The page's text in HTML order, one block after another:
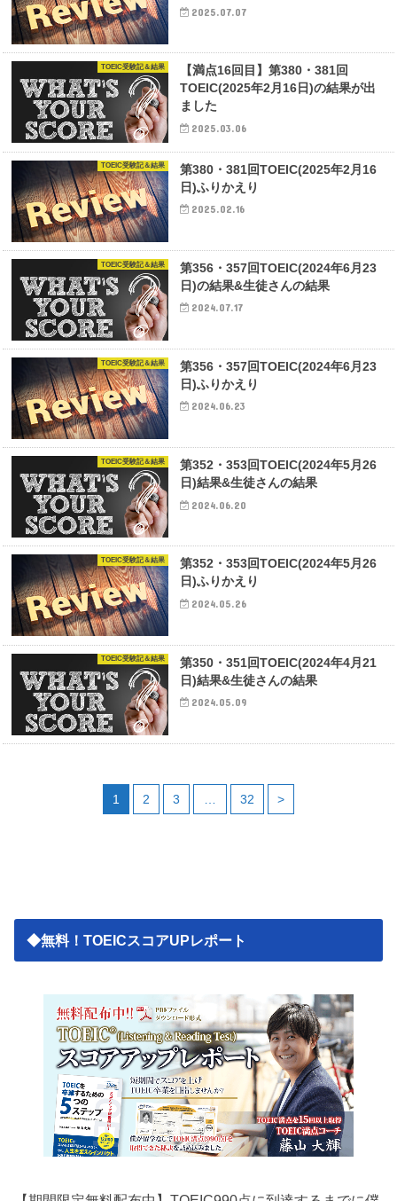
2025.07.07
TOEIC受験記＆結果
【満点16回目】第380・381回
TOEIC(2025年2月16日)の結果が出
ました
2025.03.06
TOEIC受験記＆結果
第380・381回TOEIC(2025年2月16
日)ふりかえり
2025.02.16
TOEIC受験記＆結果
第356・357回TOEIC(2024年6月23
日)の結果&生徒さんの結果
2024.07.17
TOEIC受験記＆結果
第356・357回TOEIC(2024年6月23
日)ふりかえり
2024.06.23
TOEIC受験記＆結果
第352・353回TOEIC(2024年5月26
日)結果&生徒さんの結果
2024.06.20
TOEIC受験記＆結果
第352・353回TOEIC(2024年5月26
日)ふりかえり
2024.05.26
TOEIC受験記＆結果
第350・351回TOEIC(2024年4月21
日)結果&生徒さんの結果
2024.05.09
1 2 3 32 >
◆無料！TOEICスコアUPレポート